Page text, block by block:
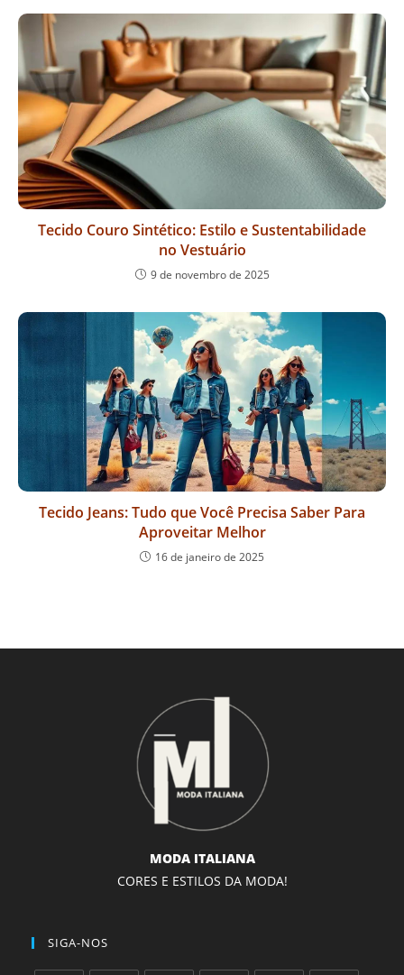
Tecido Couro Sintético: Estilo e Sustentabilidade
no Vestuário
9 de novembro de 2025
Tecido Jeans: Tudo que Você Precisa Saber Para
Aproveitar Melhor
16 de janeiro de 2025
MODA ITALIANA
CORES E ESTILOS DA MODA!
SIGA-NOS